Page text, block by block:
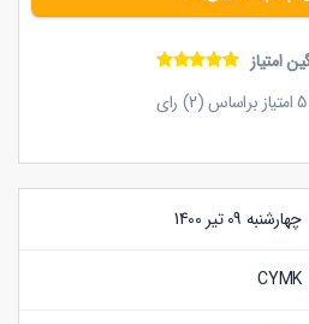
امتیاز
5امتیاز براساس (2) رای
چهارشنبه 09 تیر 1400
CYMK